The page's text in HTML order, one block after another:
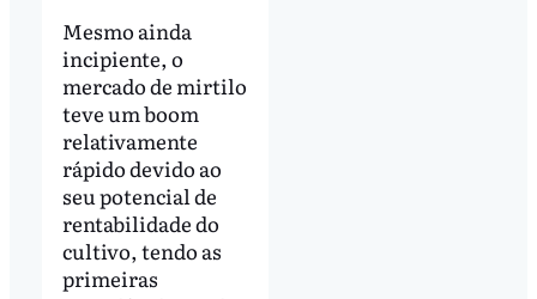
Mesmo ainda
incipiente, o
mercado de mirtilo
teve um boom
relativamente
rápido devido ao
seu potencial de
rentabilidade do
cultivo, tendo as
primeiras